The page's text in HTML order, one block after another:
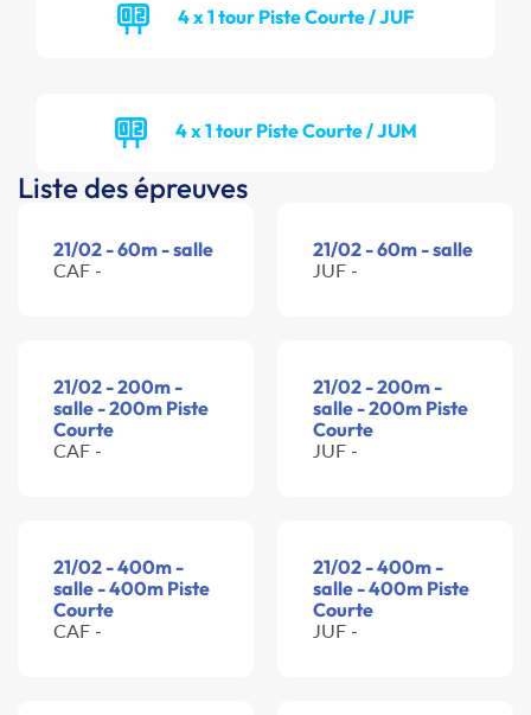
4 x 1 tour Piste Courte / JUF
4 x 1 tour Piste Courte / JUM
Liste des épreuves
21/02 - 60m - salle
CAF -
21/02 - 60m - salle
JUF -
21/02 - 200m -
salle - 200m Piste
Courte
CAF -
21/02 - 200m -
salle - 200m Piste
Courte
JUF -
21/02 - 400m -
salle - 400m Piste
Courte
CAF -
21/02 - 400m -
salle - 400m Piste
Courte
JUF -